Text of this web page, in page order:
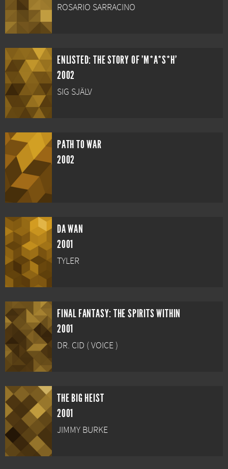
ROSARIO SARRACINO
ENLISTED: THE STORY OF 'M*A*S*H'
2002
SIG SJÄLV
PATH TO WAR
2002
DA WAN
2001
TYLER
FINAL FANTASY: THE SPIRITS WITHIN
2001
DR. CID ( VOICE )
THE BIG HEIST
2001
JIMMY BURKE